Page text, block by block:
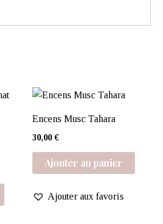
Encens Musc Tahara
30,00 €
Ajouter au panier
Ajouter aux favoris